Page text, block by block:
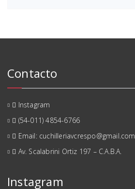
Contacto
Instagram
(54-011) 4854-6766
Email: cuchilleriavcrespo@gmail.com
Av. Scalabrini Ortiz 197 – C.A.B.A.
Instagram